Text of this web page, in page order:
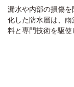
漏水や内部の損傷
化した防水層は、
料と専門技術を駆使